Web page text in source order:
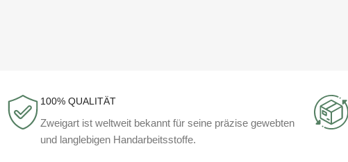
100% QUALITÄT
Zweigart ist weltweit bekannt für seine präzise gewebten
und langlebigen Handarbeitsstoffe.